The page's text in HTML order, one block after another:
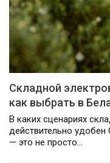
Складной
как выбрать в
В каких сценариях
действительно
— это не просто…